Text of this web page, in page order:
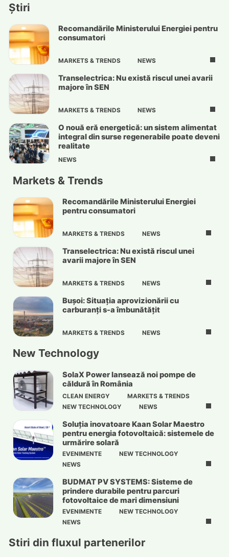
Știri
Recomandările Ministerului Energiei pentru
consumatori
MARKETS & TRENDS NEWS
Transelectrica: Nu există riscul unei avarii
majore în SEN
MARKETS & TRENDS NEWS
O nouă eră energetică: un sistem alimentat
integral din surse regenerabile poate deveni
realitate
NEWS
Markets & Trends
Recomandările Ministerului Energiei
pentru consumatori
MARKETS & TRENDS NEWS
Transelectrica: Nu există riscul unei
avarii majore în SEN
MARKETS & TRENDS NEWS
Bușoi: Situația aprovizionării cu
carburanți s-a îmbunătățit
MARKETS & TRENDS NEWS
New Technology
SolaX Power lansează noi pompe de
căldură în România
CLEAN ENERGY
MARKETS & TRENDS
NEW TECHNOLOGY
NEWS
Soluția inovatoare Kaan Solar Maestro
pentru energia fotovoltaică: sistemele de
urmărire solară
EVENIMENTE
NEW TECHNOLOGY
NEWS
BUDMAT PV SYSTEMS: Sisteme de
prindere durabile pentru parcuri
fotovoltaice de mari dimensiuni
EVENIMENTE
NEW TECHNOLOGY
NEWS
Stiri din fluxul partenerilor